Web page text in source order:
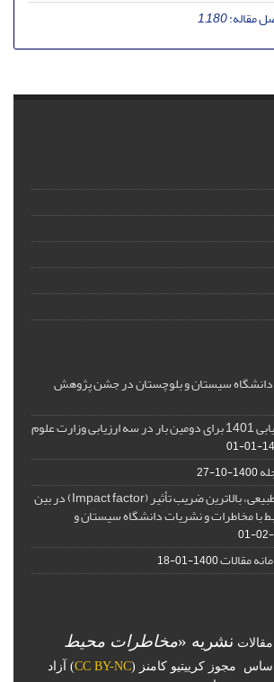
مقاله:1,180
دانشگاه سیستان و بلوچستان در جشن پژوهش
کسب رتبه الف در ارزیابی 1401 برای دومین بار در سه ارزیابی وزارت علوم
1400-10-27
مجله مخاطرات محیط طبیعی، بالاترین ضریب تأثیر (Impact factor) در بین
مخاطرات و نشریات دانشگاه سیستان و
مقالات1400-01-18
نشریه «مخاطرات محیط
مجوز کرییتیو کامنز (CC BY-NC) آزاد